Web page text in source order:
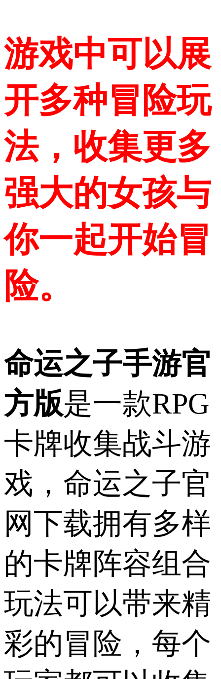
游戏中可以展
开多种冒险玩
法，收集更多
强大的女孩与
你一起开始冒
险。
命运之子手游官
方版是一款RPG
卡牌收集战斗游
戏，命运之子官
网下载拥有多样
的卡牌阵容组合
玩法可以带来精
彩的冒险，每个